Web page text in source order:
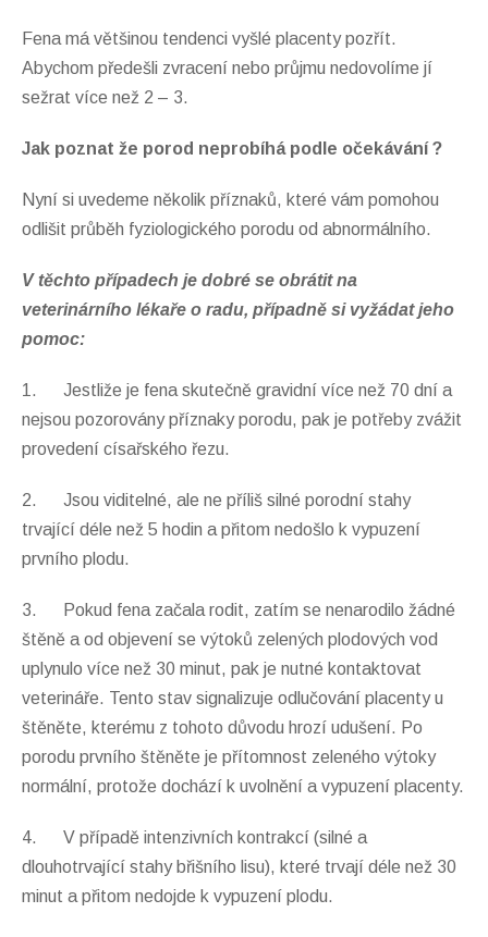
Fena má většinou tendenci vyšlé placenty pozřít.
Abychom předešli zvracení nebo průjmu nedovolíme jí
sežrat více než 2 – 3.
Jak poznat že porod neprobíhá podle očekávání ?
Nyní si uvedeme několik příznaků, které vám pomohou
odlišit průběh fyziologického porodu od abnormálního.
V těchto případech je dobré se obrátit na
veterinárního lékaře o radu, případně si vyžádat jeho
pomoc:
1. Jestliže je fena skutečně gravidní více než 70 dní a
nejsou pozorovány příznaky porodu, pak je potřeby zvážit
provedení císařského řezu.
2. Jsou viditelné, ale ne příliš silné porodní stahy
trvající déle než 5 hodin a přitom nedošlo k vypuzení
prvního plodu.
3. Pokud fena začala rodit, zatím se nenarodilo žádné
štěně a od objevení se výtoků zelených plodových vod
uplynulo více než 30 minut, pak je nutné kontaktovat
veterináře. Tento stav signalizuje odlučování placenty u
štěněte, kterému z tohoto důvodu hrozí udušení. Po
porodu prvního štěněte je přítomnost zeleného výtoky
normální, protože dochází k uvolnění a vypuzení placenty.
4. V případě intenzivních kontrakcí (silné a
dlouhotrvající stahy břišního lisu), které trvají déle než 30
minut a přitom nedojde k vypuzení plodu.